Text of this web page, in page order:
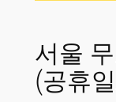
서울
(공휴